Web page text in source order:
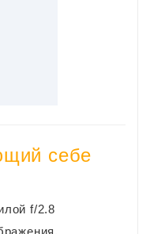
себе
f/2.8